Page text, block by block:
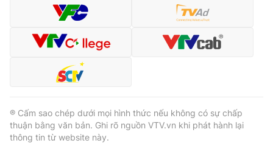
® Cấm sao chép dưới mọi hình thức nếu không có sự chấp
thuận bằng văn bản. Ghi rõ nguồn VTV.vn khi phát hành lại
thông tin từ website này.